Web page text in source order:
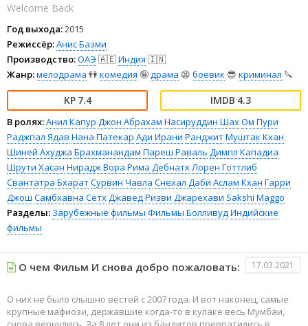
Welcome Back
Год выхода:2015
Режиссёр:Анис Базми
Производство:ОАЭ 🇦🇪Индия 🇮🇳
Жанр:мелодрама 👫комедия 🤪драма 😫 боевик 😎 криминал 🔪
7.4 4.3
В ролях:Анил Капур Джон Абрахам Насируддин ШахОм Пури
Раджпал Ядав Нана Патекар Ади Ирани РанджитМуштак Кхан
Шиней Ахуджа Брахманандам Пареш Раваль Димпл Кападиа
Шрути Хасан Нирадж Вора Рима ДебнатхЛорен Готтлиб
Свантатра БхаратСурвин Чавла Снехал Даби Аслам Кхан Гарри
Джош Самбхавна СетхДжавед Ризви Джарехави Sakshi Maggo
Разделы: Зарубежные фильмы Фильмы БолливудИндийские
фильмы
О чем Фильм И снова добро пожаловать: 17.03.2021
О них не было слышно вестей с 2007 года. И вот наконец, самые
крупные мафиози, державшие когда-то в кулаке весь Мумбаи,